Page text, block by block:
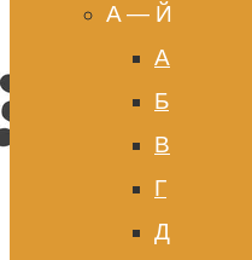
A — Й
А
Б
В
Г
Д